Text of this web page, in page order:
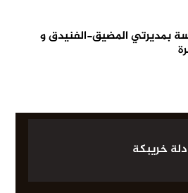
بمديرتي المضيق-الفنيدق و
خريبكة